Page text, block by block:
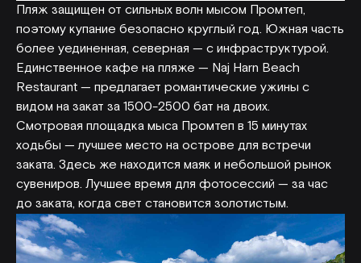
Пляж защищен от сильных волн мысом Промтеп,
поэтому купание безопасно круглый год. Южная часть
более уединенная, северная — с инфраструктурой.
Единственное кафе на пляже — Naj Harn Beach
Restaurant — предлагает романтические ужины с
видом на закат за 1500-2500 бат на двоих.
Смотровая площадка мыса Промтеп в 15 минутах
ходьбы — лучшее место на острове для встречи
заката. Здесь же находится маяк и небольшой рынок
сувениров. Лучшее время для фотосессий — за час
до заката, когда свет становится золотистым.